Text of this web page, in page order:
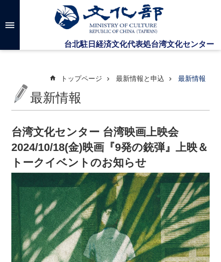
メインのコンテンツブロックにジャンプします
高
検
台
文
化
セ
ン
タ
つ
い
て
最
新
トップページ 最新情報と申込 最新情報
最新情報
台湾文化センター 台湾映画上映会
2024/10/18(金)映画『9発の銃弾』上映＆
トークイベントのお知らせ